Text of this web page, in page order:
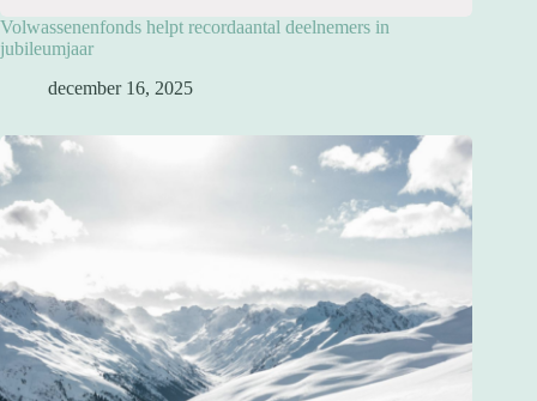
Volwassenenfonds helpt recordaantal deelnemers in
jubileumjaar
december 16, 2025